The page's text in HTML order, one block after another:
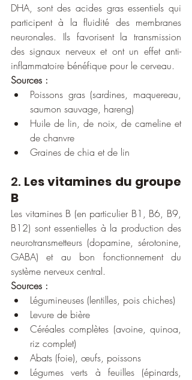
DHA, sont des acides gras essentiels qui
participent à la fluidité des membranes
neuronales. Ils favorisent la transmission
des signaux nerveux et ont un effet anti-
inflammatoire bénéfique pour le cerveau.
Sources :
Poissons gras (sardines, maquereau,
saumon sauvage, hareng)
Huile de lin, de noix, de cameline et
de chanvre
Graines de chia et de lin
2. Les vitamines du groupe
B
Les vitamines B (en particulier B1, B6, B9,
B12) sont essentielles à la production des
neurotransmetteurs (dopamine, sérotonine,
GABA) et au bon fonctionnement du
système nerveux central.
Sources :
Légumineuses (lentilles, pois chiches)
Levure de bière
Céréales complètes (avoine, quinoa,
riz complet)
Abats (foie), œufs, poissons
Légumes verts à feuilles (épinards,